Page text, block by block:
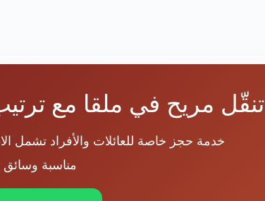
تنقّل مريح في ملقا مع
خدمة حجز خاصة للعائلات والأفراد تشمل
مناسبة وسائق